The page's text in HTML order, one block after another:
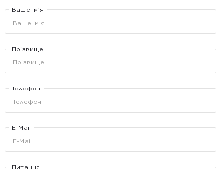
Ваше ім’я
Прізвище
Телефон
E-Mail
Питання